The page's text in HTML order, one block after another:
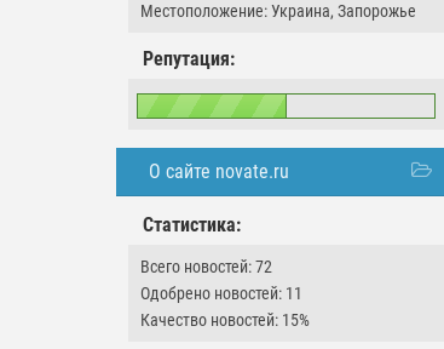
Местоположение: Украина, Запорожье
Репутация:
О сайте novate.ru
Статистика:
Всего новостей: 72
Одобрено новостей: 11
Качество новостей: 15%